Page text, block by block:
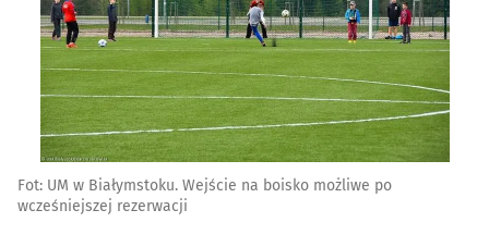
Fot: UM w Białymstoku. Wejście na boisko możliwe po
wcześniejszej rezerwacji